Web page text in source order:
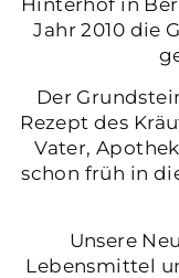
Jahr 2010 die
Der
Rezept des
Vater,
schon früh in
Unsere
Lebensmittel